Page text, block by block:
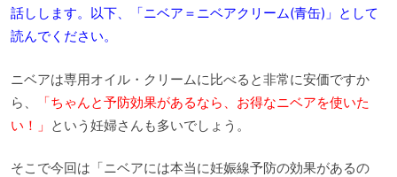
話しします。以下、「ニベア＝ニベアクリーム(青缶)」として
読んでください。
ニベアは専用オイル・クリームに比べると非常に安価ですか
ら、
「ちゃんと予防効果があるなら、お得なニベアを使いた
い！」 という妊婦さんも多いでしょう。
そこで今回は「ニベアには本当に妊娠線予防の効果があるの